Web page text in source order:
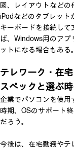
図、レイアウトなど
iPadなどのタブレット
キーボードを接続し
ば、Windows用のア
ットになる場合もある。
テレワーク・在
スペックと選ぶ
企業でパソコンを使用
時期、OSのサポート
だろう。
今後は、在宅勤務やテ